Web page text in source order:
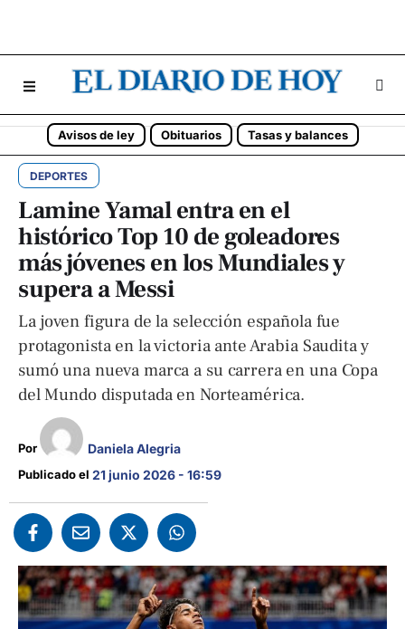
Avisos de ley Obituarios Tasas y balances
DEPORTES
Lamine Yamal entra en el
histórico Top 10 de goleadores
más jóvenes en los Mundiales y
supera a Messi
La joven figura de la selección española fue
protagonista en la victoria ante Arabia Saudita y
sumó una nueva marca a su carrera en una Copa
del Mundo disputada en Norteamérica.
Por Daniela Alegria
Publicado el 21 junio 2026 - 16:59